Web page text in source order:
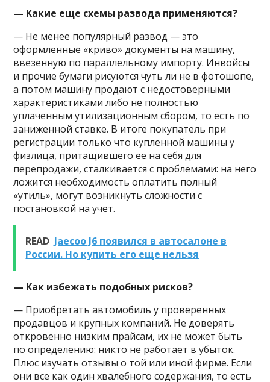
— Какие еще схемы развода применяются?
— Не менее популярный развод — это
оформленные «криво» документы на машину,
ввезенную по параллельному импорту. Инвойсы
и прочие бумаги рисуются чуть ли не в фотошопе,
а потом машину продают с недостоверными
характеристиками либо не полностью
уплаченным утилизационным сбором, то есть по
заниженной ставке. В итоге покупатель при
регистрации только что купленной машины у
физлица, притащившего ее на себя для
перепродажи, сталкивается с проблемами: на него
ложится необходимость оплатить полный
«утиль», могут возникнуть сложности с
постановкой на учет.
READ Jaecoo J6 появился в автосалоне в
России. Но купить его еще нельзя
— Как избежать подобных рисков?
— Приобретать автомобиль у проверенных
продавцов и крупных компаний. Не доверять
откровенно низким прайсам, их не может быть
по определению: никто не работает в убыток.
Плюс изучать отзывы о той или иной фирме. Если
они все как один хвалебного содержания, то есть